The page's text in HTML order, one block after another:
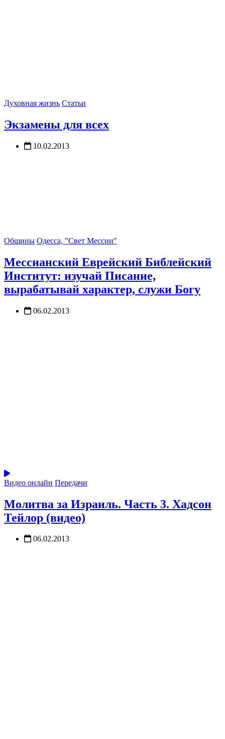
Духовная жизнь Статьи
Экзамены для всех
10.02.2013
Общины Одесса, "Свет Мессии"
Мессианский Еврейский Библейский
Институт: изучай Писание,
вырабатывай характер, служи Богу
06.02.2013
Видео онлайн Передачи
Молитва за Израиль. Часть 3. Хадсон
Тейлор (видео)
06.02.2013